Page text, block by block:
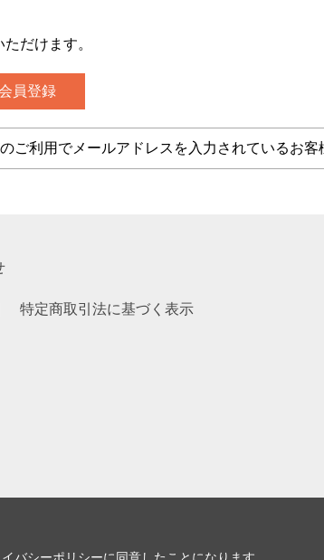
だけます。
利用でメールアドレスを入力されているお客
特定商取引法に基づく表示